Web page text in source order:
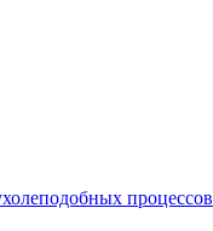
процессов